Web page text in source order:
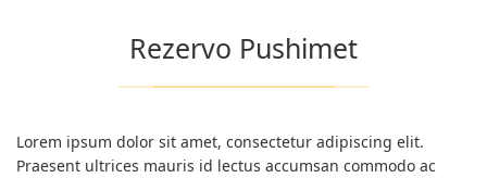
Rezervo Pushimet
Lorem ipsum dolor sit amet, consectetur adipiscing elit.
Praesent ultrices mauris id lectus accumsan commodo ac